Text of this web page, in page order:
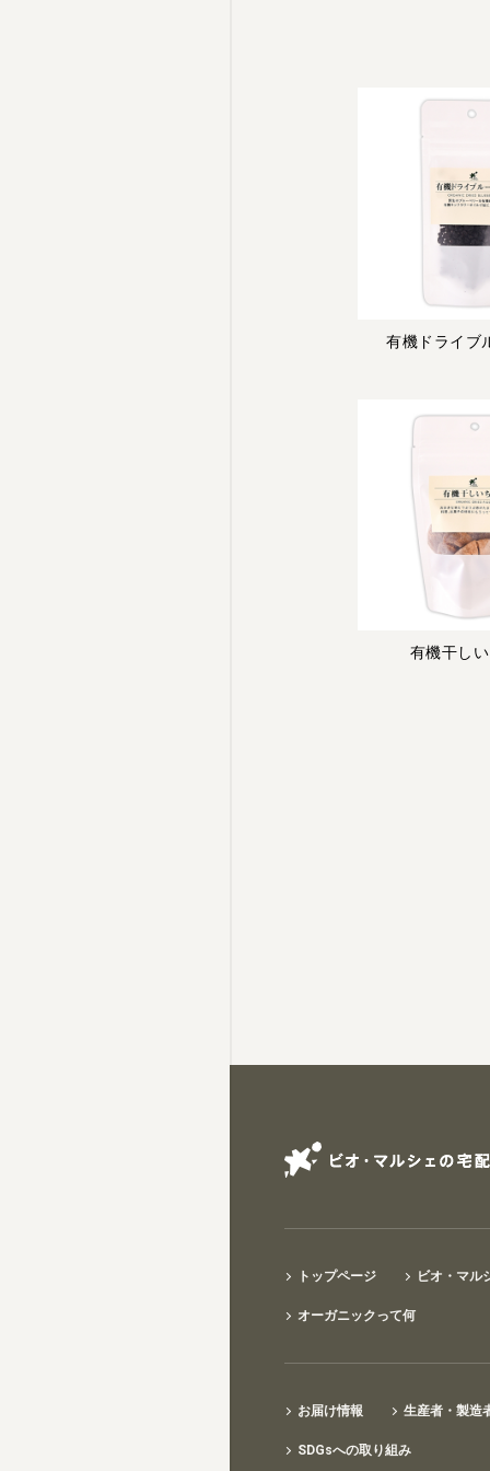
有機ドライブ
有機干し
トップページ ビオ・マル
オーガニックって何
お届け情報 生産者・製造
SDGsへの取り組み